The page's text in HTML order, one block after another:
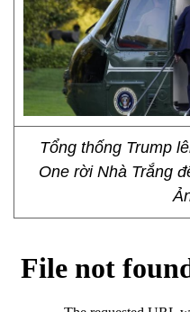
Tổng thống Trump
One rời Nhà Trắng